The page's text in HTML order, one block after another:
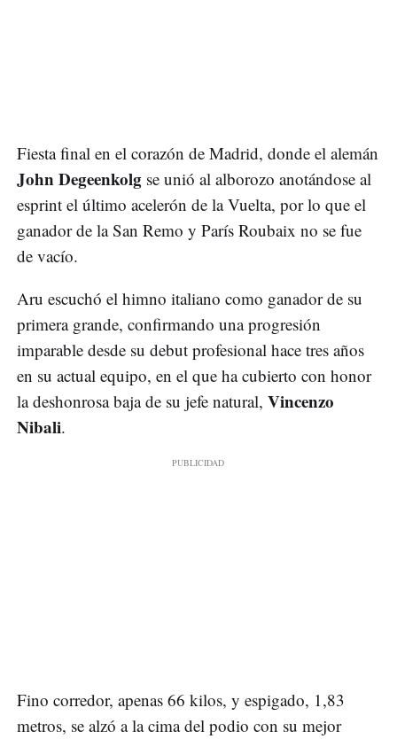
Fiesta final en el corazón de Madrid, donde el alemán
John Degeenkolg se unió al alborozo anotándose al
esprint el último acelerón de la Vuelta, por lo que el
ganador de la San Remo y París Roubaix no se fue
de vacío.
Aru escuchó el himno italiano como ganador de su
primera grande, confirmando una progresión
imparable desde su debut profesional hace tres años
en su actual equipo, en el que ha cubierto con honor
la deshonrosa baja de su jefe natural, Vincenzo
Nibali.
Fino corredor, apenas 66 kilos, y espigado, 1,83
metros, se alzó a la cima del podio con su mejor